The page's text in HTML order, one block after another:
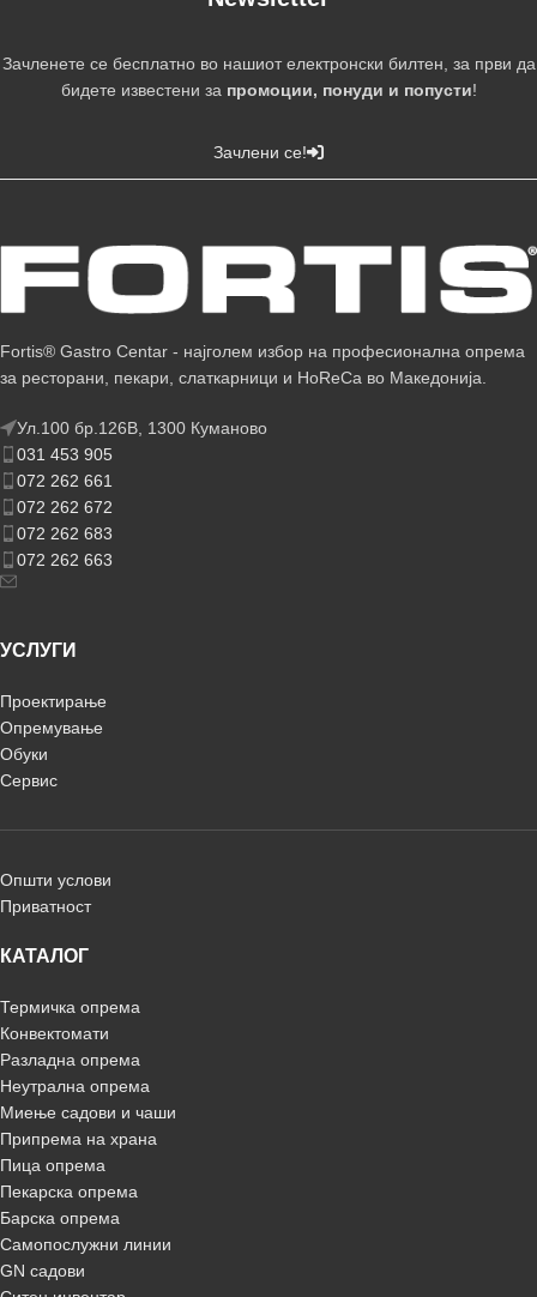
Зачленете се бесплатно во нашиот електронски билтен, за први да
бидете известени за промоции, понуди и попусти!
Зачлени се!
Fortis® Gastro Centar - најголем избор на професионална опрема
за ресторани, пекари, слаткарници и HoReCa во Македонија.
Ул.100 бр.126В, 1300 Куманово
031 453 905
072 262 661
072 262 672
072 262 683
072 262 663
УСЛУГИ
Проектирање
Опремување
Обуки
Сервис
Општи услови
Приватност
КАТАЛОГ
Термичка опрема
Конвектомати
Разладна опрема
Неутрална опрема
Миење садови и чаши
Припрема на храна
Пица опрема
Пекарска опрема
Барска опрема
Самопослужни линии
GN садови